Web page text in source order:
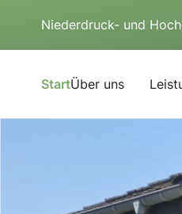
Niederdruck- und
StartÜber uns